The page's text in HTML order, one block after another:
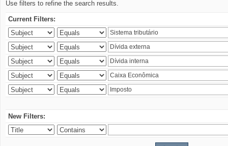
Use filters to refine the search results.
Current Filters:
New Filters: